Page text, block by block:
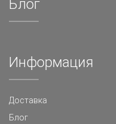
Блог
Информация
Доставка
Блог